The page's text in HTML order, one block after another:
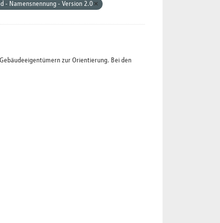
- Namensnennung - Version 2.0
zur Orientierung. Bei den